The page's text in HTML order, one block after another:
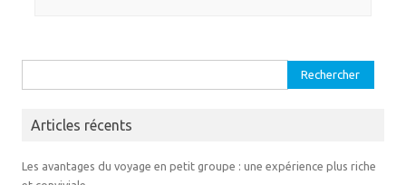
Articles récents
Les avantages du voyage en petit groupe : une expérience plus riche